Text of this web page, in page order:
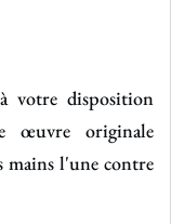
votre disposition
œuvre originale
mains l'une contre